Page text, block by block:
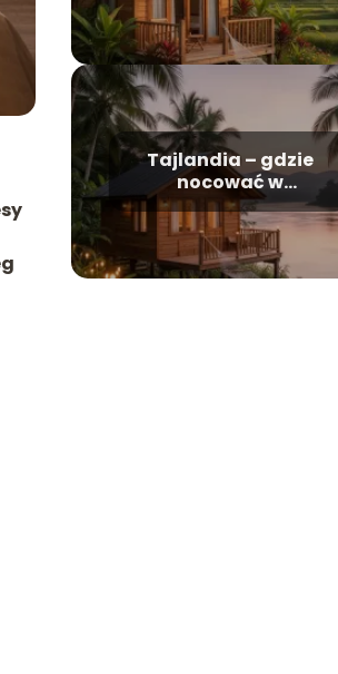
ceny
Tajlandia – gdzie
nocować w
Kanchanaburi?